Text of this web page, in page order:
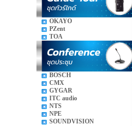
OKAYO
PZent
TOA
BOSCH
CMX
GYGAR
ITC audio
NTS
NPE
SOUNDVISION